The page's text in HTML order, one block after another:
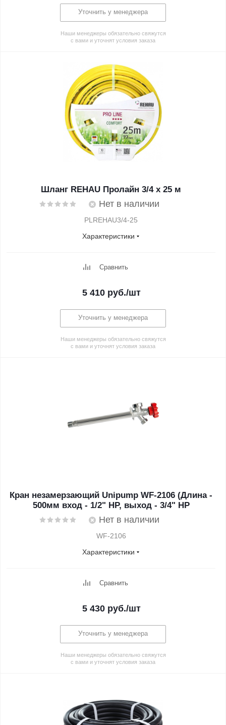
Уточнить у менеджера
Наши менеджеры обязательно свяжутся
с вами и уточнят условия заказа
Шланг REHAU Пролайн 3/4 х 25 м
Нет в наличии
PLREHAU3/4-25
Характеристики
Сравнить
5 410руб./шт
Уточнить у менеджера
Наши менеджеры обязательно свяжутся
с вами и уточнят условия заказа
Кран незамерзающий Unipump WF-2106 (Длина -
500мм вход - 1/2" НР, выход - 3/4" НР
Нет в наличии
WF-2106
Характеристики
Сравнить
5 430руб./шт
Уточнить у менеджера
Наши менеджеры обязательно свяжутся
с вами и уточнят условия заказа